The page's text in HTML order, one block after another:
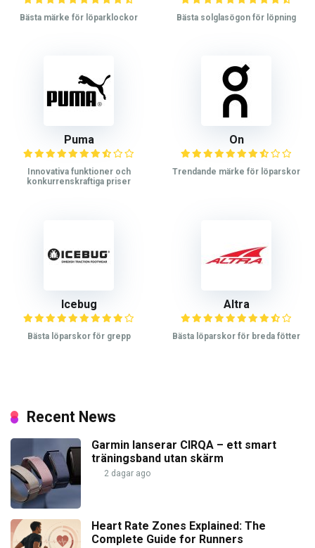
Bästa märke för löparklockor Bästa solglasögon för löpning
Puma
Innovativa funktioner och
konkurrenskraftiga priser
On
Trendande märke för löparskor
Icebug
Bästa löparskor för grepp
Altra
Bästa löparskor för breda fötter
Recent News
Garmin lanserar CIRQA – ett smart
träningsband utan skärm
2 dagar ago
Heart Rate Zones Explained: The
Complete Guide for Runners